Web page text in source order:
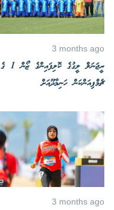
3 months ago
ރީޖަނަލް ލީގުގެ ކޮލިފައިންގެ ޒޯން 1 ގެ
ޗެމްޕިއަންކަން ހަނިމާދޫއަށް
3 months ago